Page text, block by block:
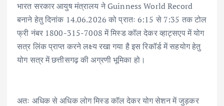
भारत सरकार आयुष मंत्रालय ने Guinness World Record
बनाने हेतु दिनांक 14.06.2026 को प्रातः 6:15 से 7:35 तक टोल
फ्री नंबर 1800-315-7008 में मिस्ड कॉल देकर व्हाट्सएप में योग
सत्र लिंक प्राप्त करने लक्ष्य रखा गया है इस रिकॉर्ड में सहयोग हेतु
योग सत्र में छत्तीसगढ़ की अग्रणी भूमिका हो।
अतः अधिक से अधिक लोग मिस्ड कॉल देकर योग सेशन में जुड़कर